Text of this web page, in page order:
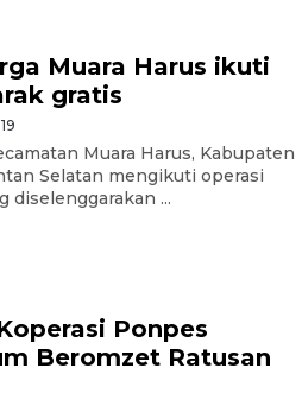
Muara Harus ikuti
gratis
Muara Harus, Kabupaten
Selatan mengikuti operasi
diselenggarakan ...
Ponpes
Beromzet Ratusan